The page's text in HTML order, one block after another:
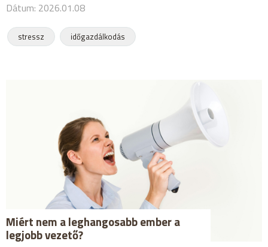
Dátum: 2026.01.08
stressz időgazdálkodás
Miért nem a leghangosabb ember a
legjobb vezető?